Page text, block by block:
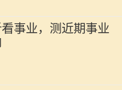
事业，测近期事业